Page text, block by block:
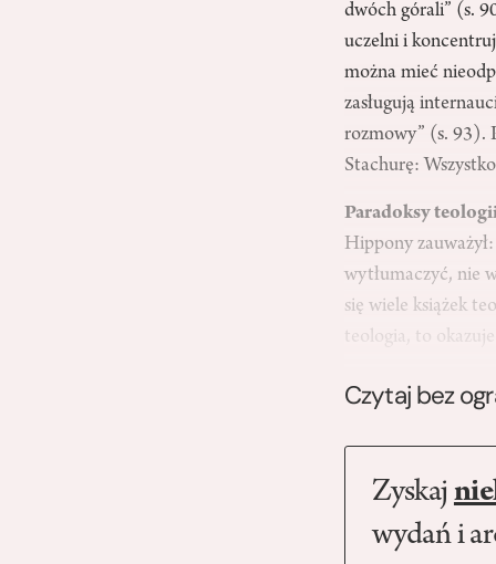
dwóch górali” (s.
uczelni i
można mieć
zasługują
rozmowy” (s. 93).
Stachurę:
Paradoksy
Hippony
wytłumaczyć, nie
się wiele książek
teologia, to
Czytaj bez
Zyskaj
wydań i